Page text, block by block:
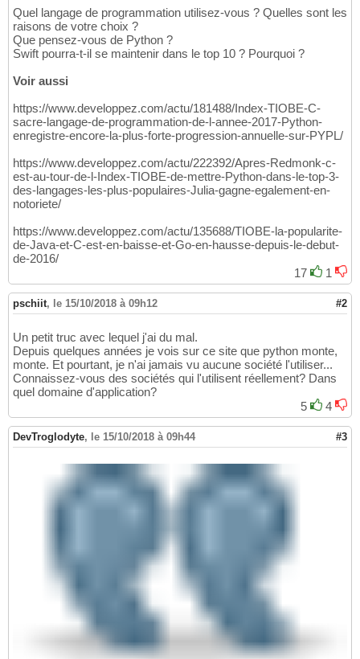
Quel langage de programmation utilisez-vous ? Quelles sont les
raisons de votre choix ?
Que pensez-vous de Python ?
Swift pourra-t-il se maintenir dans le top 10 ? Pourquoi ?
Voir aussi
https://www.developpez.com/actu/181488/Index-TIOBE-C-
sacre-langage-de-programmation-de-l-annee-2017-Python-
enregistre-encore-la-plus-forte-progression-annuelle-sur-PYPL/
https://www.developpez.com/actu/222392/Apres-Redmonk-c-
est-au-tour-de-l-Index-TIOBE-de-mettre-Python-dans-le-top-3-
des-langages-les-plus-populaires-Julia-gagne-egalement-en-
notoriete/
https://www.developpez.com/actu/135688/TIOBE-la-popularite-
de-Java-et-C-est-en-baisse-et-Go-en-hausse-depuis-le-debut-
de-2016/
17
1
pschiit, le 15/10/2018 à 09h12 #2
Un petit truc avec lequel j'ai du mal.
Depuis quelques années je vois sur ce site que python monte,
monte. Et pourtant, je n'ai jamais vu aucune société l'utiliser...
Connaissez-vous des sociétés qui l'utilisent réellement? Dans
quel domaine d'application?
5
4
DevTroglodyte, le 15/10/2018 à 09h44 #3